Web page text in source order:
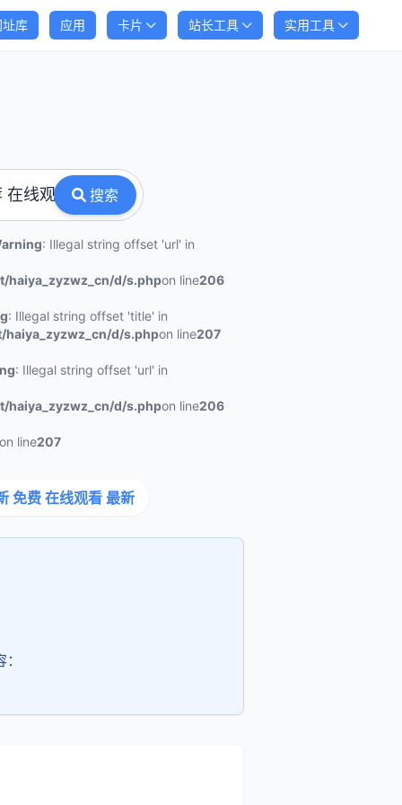
址库 应用 卡片 站长工具 实用工具
搜索
: Illegal string offset 'url' in
haiya_zyzwz_cn/d/s.phpon line206
: Illegal string offset 'title' in
d/s.phpon line207
: Illegal string offset 'url' in
haiya_zyzwz_cn/d/s.phpon line206
on line207
免费 在线观看 最新